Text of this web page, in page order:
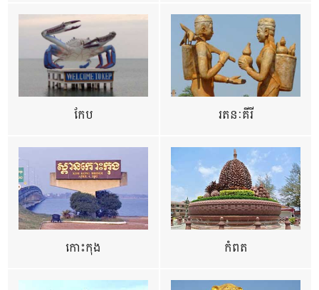
កែប រតនៈគីរី
កោះកុង កំពត